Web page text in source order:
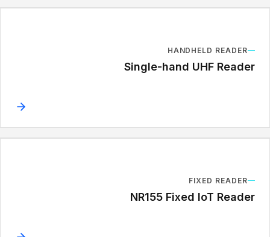
HANDHELD READER
Single-hand UHF Reader
FIXED READER
NR155 Fixed IoT Reader